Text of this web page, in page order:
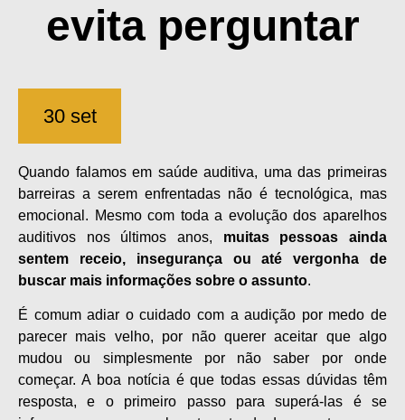
evita perguntar
30 set
Quando falamos em saúde auditiva, uma das primeiras
barreiras a serem enfrentadas não é tecnológica, mas
emocional. Mesmo com toda a evolução dos aparelhos
auditivos nos últimos anos, muitas pessoas ainda
sentem receio, insegurança ou até vergonha de
buscar mais informações sobre o assunto.
É comum adiar o cuidado com a audição por medo de
parecer mais velho, por não querer aceitar que algo
mudou ou simplesmente por não saber por onde
começar. A boa notícia é que todas essas dúvidas têm
resposta, e o primeiro passo para superá-las é se